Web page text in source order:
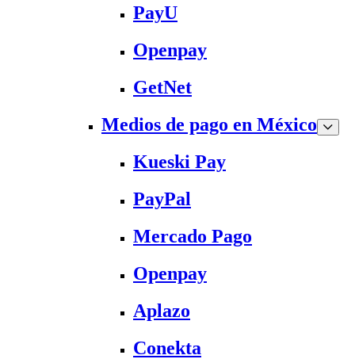
PayU
Openpay
GetNet
Medios de pago en México
Kueski Pay
PayPal
Mercado Pago
Openpay
Aplazo
Conekta